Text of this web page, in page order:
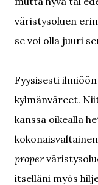
väristysoluen
se voi olla juuri
Fyysisesti
kylmänväreet.
kanssa oikealla
proper
itselläni myös